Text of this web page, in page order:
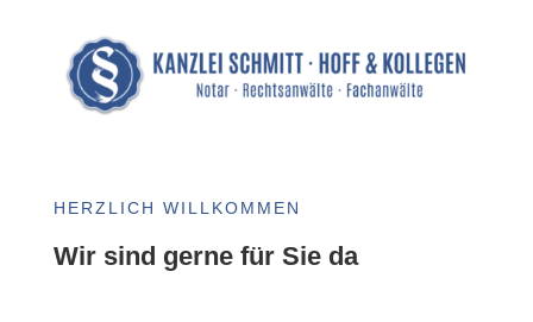
HERZLICH WILLKOMMEN
Wir sind gerne für Sie da